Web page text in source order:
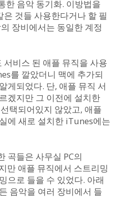
한 음악 동기화. 이방법을
것들 사용한다거나 할 필
장비에서는 동일한 계정
비스 된 애플 뮤직을 사용
를 깔았더니 맥에 추가되
게되었다. 단, 애플 뮤직 서
겠지만 그 이전에 설치한
택되어있지 않았고, 애플
에 새로 설치한 iTunes에는
곡들은 사무실 PC의
만 애플 뮤직에서 스트리밍
으로 들을 수 있었다. 아래
음악을 여러 장비에서 들